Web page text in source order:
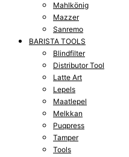
Mahlkönig
Mazzer
Sanremo
BARISTA TOOLS
Blindfilter
Distributor Tool
Latte Art
Lepels
Maatlepel
Melkkan
Puqpress
Tamper
Tools